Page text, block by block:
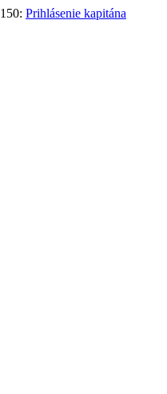
150: Prihlásenie kapitána